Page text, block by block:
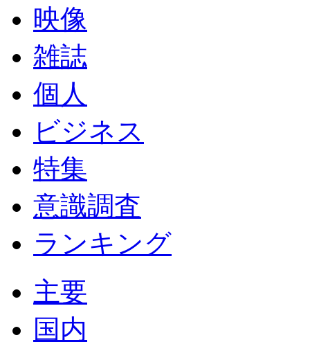
映像
雑誌
個人
ビジネス
特集
意識調査
ランキング
主要
国内